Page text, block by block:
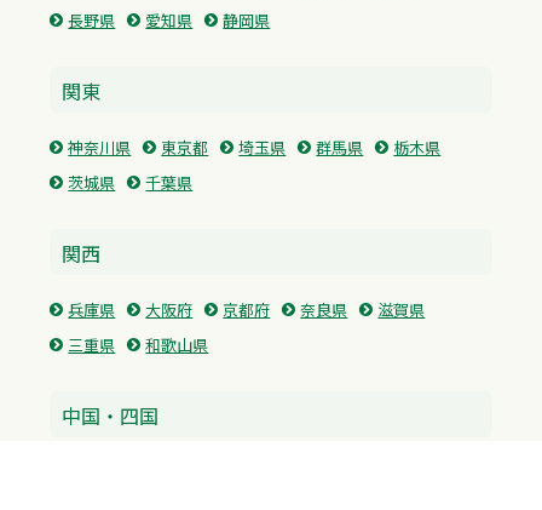
長野県
愛知県 静岡県
関東
神奈川県 東京都 埼玉県 群馬県
栃木県
茨城県
千葉県
関西
兵庫県 大阪府 京都府 奈良県
滋賀県
三重県
和歌山県
中国・四国